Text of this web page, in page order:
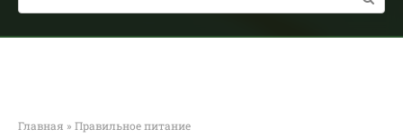
Главная » Правильное питание